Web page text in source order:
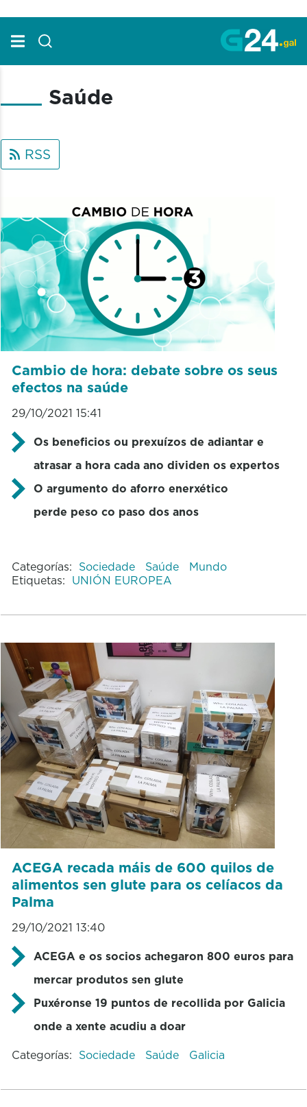
Saúde
RSS
Cambio de hora: debate sobre os seus
efectos na saúde
29/10/2021 15:41
Os beneficios ou prexuízos de adiantar e
atrasar a hora cada ano dividen os expertos
O argumento do aforro enerxético
perde peso co paso dos anos
Categorías: Sociedade Saúde
Mundo
Etiquetas: UNIÓN EUROPEA
ACEGA recada máis de 600 quilos de
alimentos sen glute para os celíacos da
Palma
29/10/2021 13:40
ACEGA e os socios achegaron 800 euros para
mercar produtos sen glute
Puxéronse 19 puntos de recollida por Galicia
onde a xente acudiu a doar
Categorías: Sociedade Saúde Galicia